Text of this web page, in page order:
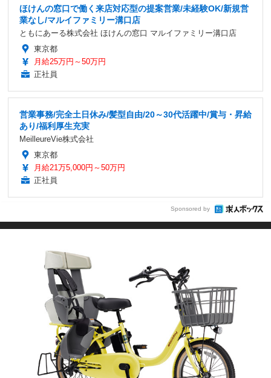
ほけんの窓口で働く来店対応型の提案営業/未経験OK/新規営
業なし/マルイファミリー溝口店
ともにあーる株式会社 ほけんの窓口 マルイファミリー溝口店
東京都
月給25万円～50万円
正社員
営業事務/完全土日休み/髪型自由/20～30代活躍中/賞与・昇給
あり/福利厚生充実
MeilleureVie株式会社
東京都
月給21万5,000円～50万円
正社員
Sponsored by